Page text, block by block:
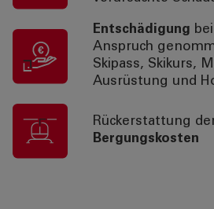
Entschädigung
Anspruch
Skipass, Skikurs,
Ausrüstung und
Rückerstattung
Bergungskosten